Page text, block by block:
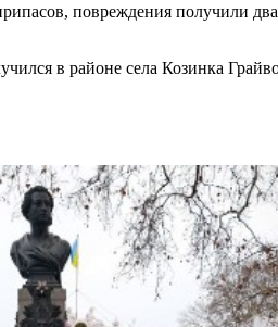
повреждения получили
в районе села Козинка